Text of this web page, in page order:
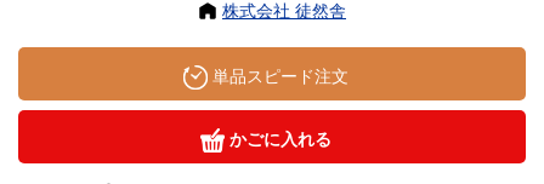
株式会社 徒然舎
単品スピード注文
かごに入れる